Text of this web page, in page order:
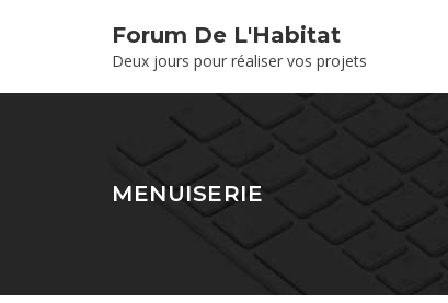
Forum De L'Habitat
Deux jours pour réaliser vos projets
MENUISERIE